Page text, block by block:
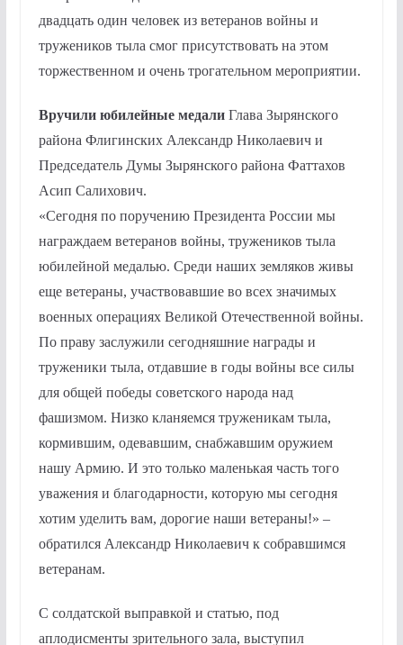
двадцать один человек из ветеранов войны и
тружеников тыла смог присутствовать на этом
торжественном и очень трогательном мероприятии.
Вручили юбилейные медали Глава Зырянского
района Флигинских Александр Николаевич и
Председатель Думы Зырянского района Фаттахов
Асип Салихович.
«Сегодня по поручению Президента России мы
награждаем ветеранов войны, тружеников тыла
юбилейной медалью. Среди наших земляков живы
еще ветераны, участвовавшие во всех значимых
военных операциях Великой Отечественной войны.
По праву заслужили сегодняшние награды и
труженики тыла, отдавшие в годы войны все силы
для общей победы советского народа над
фашизмом. Низко кланяемся труженикам тыла,
кормившим, одевавшим, снабжавшим оружием
нашу Армию. И это только маленькая часть того
уважения и благодарности, которую мы сегодня
хотим уделить вам, дорогие наши ветераны!» –
обратился Александр Николаевич к собравшимся
ветеранам.
С солдатской выправкой и статью, под
аплодисменты зрительного зала, выступил